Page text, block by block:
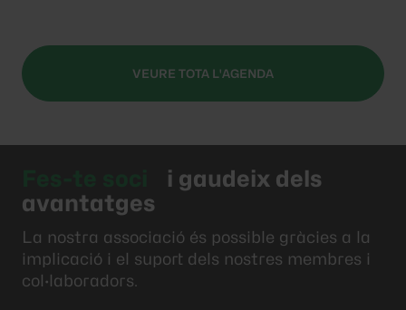
VEURE TOTA L'AGENDA
i gaudeix dels
avantatges
La nostra associació és possible gràcies a la
implicació i el suport dels nostres membres i
col·laboradors.